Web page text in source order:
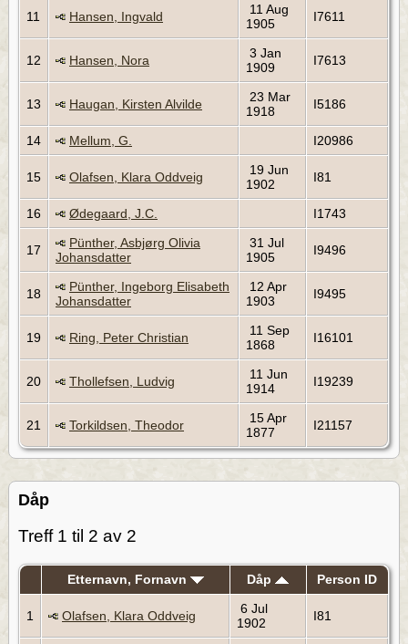
11 Hansen, Ingvald
11 Aug
1905
I7611
12 Hansen, Nora
3 Jan
1909
I7613
13 Haugan, Kirsten Alvilde
23 Mar
1918
I5186
14 Mellum, G. I20986
15 Olafsen, Klara Oddveig
19 Jun
1902
I81
16 Ødegaard, J.C. I1743
17
Pünther, Asbjørg Olivia
Johansdatter
31 Jul
1905
I9496
18
Pünther, Ingeborg Elisabeth
Johansdatter
12 Apr
1903
I9495
19 Ring, Peter Christian
11 Sep
1868
I16101
20 Thollefsen, Ludvig
11 Jun
1914
I19239
21 Torkildsen, Theodor
15 Apr
1877
I21157
Dåp
Treff 1 til 2 av 2
Etternavn, Fornavn Dåp Person ID
1 Olafsen, Klara Oddveig
6 Jul
1902
I81